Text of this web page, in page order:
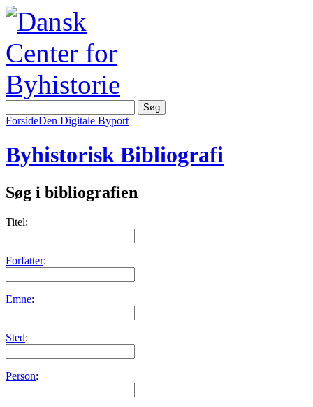
ForsideDen Digitale Byport
Byhistorisk Bibliografi
Søg i bibliografien
Titel:
Forfatter:
Emne:
Sted:
Person: